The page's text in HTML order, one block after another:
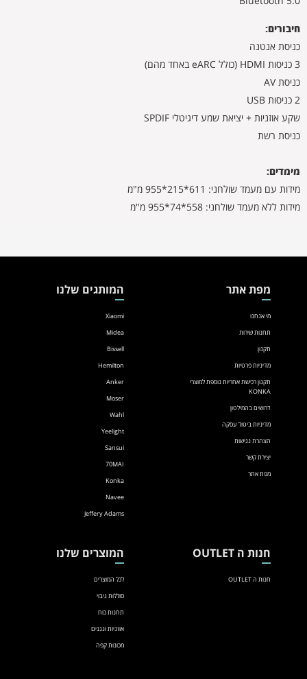
חיבורים:
כניסת אנטנה
3 כניסות HDMI (כולל eARC באחד מהם)
כניסת AV
2 כניסות USB
שקע אוזניות + יציאת שמע דיגיטלי SPDIF
כניסת רשת
מימדים:
מידות עם מעמד שולחני: 611*215*955 מ"מ
מידות ללא מעמד שולחני: 558*74*955 מ"מ
מפת אתר
מי אנחנו
תחנות שירות
תקנון
מדיניות פרטיות
תקנון רכישת אחריות נוספת למוצרי
KONKA
דרושים בהמילטון
מדיניות ביטול עסקה
הצהרת נגישות
יצירת קשר
מפת אתר
המותגים שלנו
Xiaomi
Midea
Bissell
Hemilton
Anker
Moser
Wahl
Yeelight
Sansui
70MAI
Konka
Navee
Jeffery Adams
חנות ה OUTLET
חנות ה OUTLET
המוצרים שלנו
לכל המוצרים
סוללות גיבוי
תחנות כוח
אוזניות ונגנים
מכונות קפה